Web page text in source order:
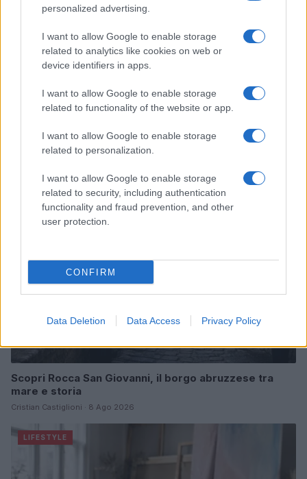
personalized advertising.
I want to allow Google to enable storage
related to analytics like cookies on web or
device identifiers in apps.
I want to allow Google to enable storage
related to functionality of the website or app.
I want to allow Google to enable storage
related to personalization.
I want to allow Google to enable storage
related to security, including authentication
functionality and fraud prevention, and other
user protection.
CONFIRM
Data Deletion Data Access Privacy Policy
Copenhagen Fashion Week SS27: le novità che stanno
rivoluzionando la moda
Cristian Castiglioni · 8 Ago 2026
Scopri Rocca San Giovanni, il borgo abruzzese tra
mare e storia
Cristian Castiglioni · 8 Ago 2026
LIFESTYLE